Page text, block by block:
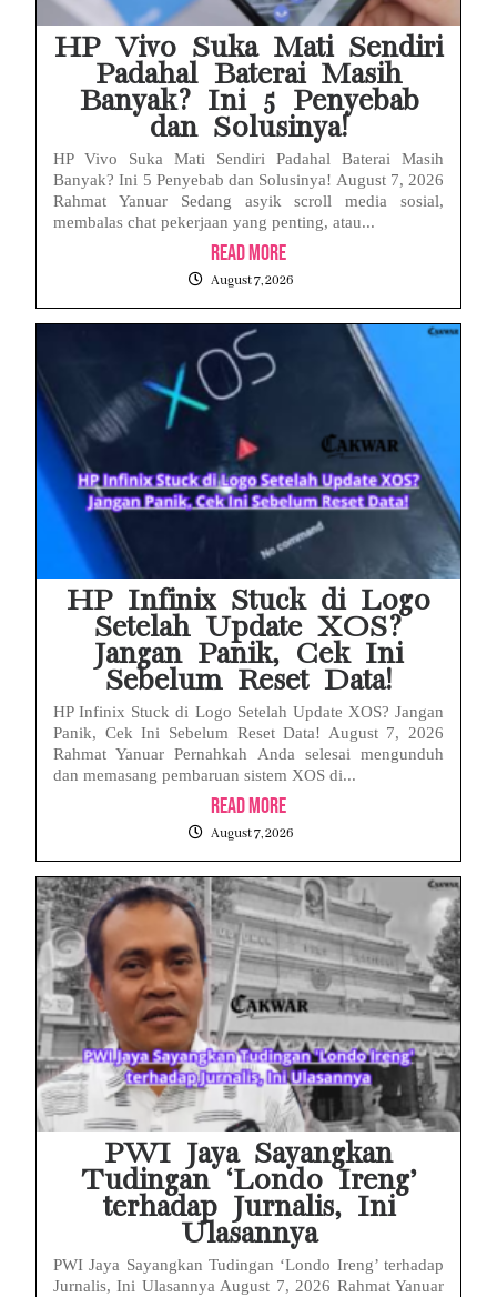
HP Vivo Suka Mati Sendiri
Padahal Baterai Masih
Banyak? Ini 5 Penyebab
dan Solusinya!
HP Vivo Suka Mati Sendiri Padahal Baterai Masih
Banyak? Ini 5 Penyebab dan Solusinya! August 7, 2026
Rahmat Yanuar Sedang asyik scroll media sosial,
membalas chat pekerjaan yang penting, atau...
Read More
August 7, 2026
HP Infinix Stuck di Logo
Setelah Update XOS?
Jangan Panik, Cek Ini
Sebelum Reset Data!
HP Infinix Stuck di Logo Setelah Update XOS? Jangan
Panik, Cek Ini Sebelum Reset Data! August 7, 2026
Rahmat Yanuar Pernahkah Anda selesai mengunduh
dan memasang pembaruan sistem XOS di...
Read More
August 7, 2026
PWI Jaya Sayangkan
Tudingan ‘Londo Ireng’
terhadap Jurnalis, Ini
Ulasannya
PWI Jaya Sayangkan Tudingan ‘Londo Ireng’ terhadap
Jurnalis, Ini Ulasannya August 7, 2026 Rahmat Yanuar